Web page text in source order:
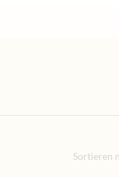
Sortieren